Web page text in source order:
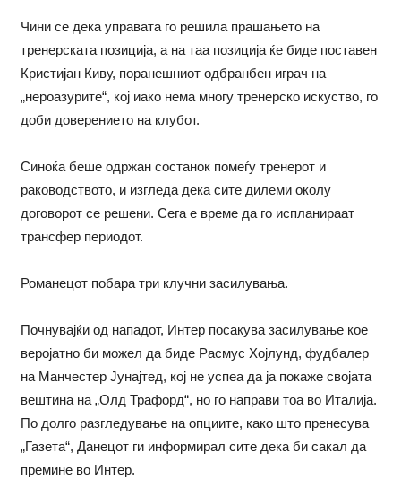
Чини се дека управата го решила прашањето на
тренерската позиција, а на таа позиција ќе биде поставен
Кристијан Киву, поранешниот одбранбен играч на
„нероазурите“, кој иако нема многу тренерско искуство, го
доби доверението на клубот.
Синоќа беше одржан состанок помеѓу тренерот и
раководството, и изгледа дека сите дилеми околу
договорот се решени. Сега е време да го испланираат
трансфер периодот.
Романецот побара три клучни засилувања.
Почнувајќи од нападот, Интер посакува засилување кое
веројатно би можел да биде Расмус Хојлунд, фудбалер
на Манчестер Јунајтед, кој не успеа да ја покаже својата
вештина на „Олд Трафорд“, но го направи тоа во Италија.
По долго разгледување на опциите, како што пренесува
„Газета“, Данецот ги информирал сите дека би сакал да
премине во Интер.